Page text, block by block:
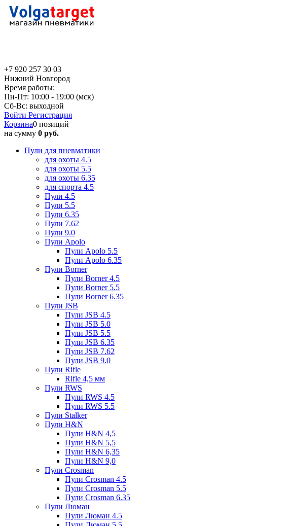
+7 920 257 30 03
Нижний Новгород
Время работы:
Пн-Пт: 10:00 - 19:00 (мск)
Сб-Вс: выходной
Войти Регистрация
Корзина0 позиций
на сумму 0 руб.
Пули для пневматики
для охоты 4.5
для охоты 5.5
для охоты 6.35
для спорта 4.5
Пули 4.5
Пули 5.5
Пули 6.35
Пули 7.62
Пули 9.0
Пули Apolo
Пули Apolo 5.5
Пули Apolo 6.35
Пули Borner
Пули Borner 4.5
Пули Borner 5.5
Пули Borner 6.35
Пули JSB
Пули JSB 4.5
Пули JSB 5.0
Пули JSB 5.5
Пули JSB 6.35
Пули JSB 7.62
Пули JSB 9.0
Пули Rifle
Rifle 4,5 мм
Пули RWS
Пули RWS 4.5
Пули RWS 5.5
Пули Stalker
Пули H&N
Пули H&N 4,5
Пули H&N 5,5
Пули H&N 6,35
Пули H&N 9,0
Пули Crosman
Пули Crosman 4.5
Пули Crosman 5.5
Пули Crosman 6.35
Пули Люман
Пули Люман 4.5